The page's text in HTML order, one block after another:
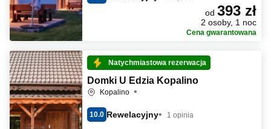
od 393 zł
2 osoby, 1 noc
Cena gwarantowana
Natychmiastowa rezerwacja
Domki U Edzia Kopalino
Kopalino
10.0 Rewelacyjny 1 opinia